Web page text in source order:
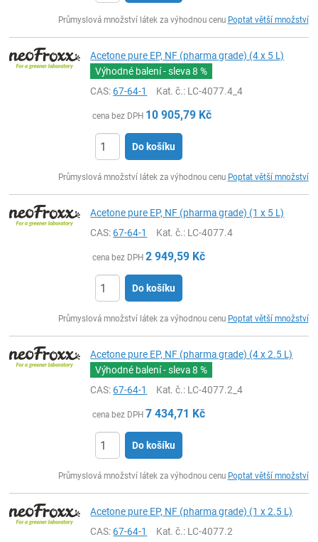
Průmyslová množství látek za výhodnou cenu Poptat větší množství
Acetone pure EP, NF (pharma grade) (4 x 5 L)
Výhodné balení - sleva8 %
CAS:67-64-1 Kat. č.: LC-4077.4_4
cena bez DPH 10 905,79 Kč
Do košíku
Průmyslová množství látek za výhodnou cenu Poptat větší množství
Acetone pure EP, NF (pharma grade) (1 x 5 L)
CAS:67-64-1 Kat. č.: LC-4077.4
cena bez DPH 2 949,59 Kč
Do košíku
Průmyslová množství látek za výhodnou cenu Poptat větší množství
Acetone pure EP, NF (pharma grade) (4 x 2.5 L)
Výhodné balení - sleva8 %
CAS:67-64-1 Kat. č.: LC-4077.2_4
cena bez DPH 7 434,71 Kč
Do košíku
Průmyslová množství látek za výhodnou cenu Poptat větší množství
Acetone pure EP, NF (pharma grade) (1 x 2.5 L)
CAS:67-64-1 Kat. č.: LC-4077.2